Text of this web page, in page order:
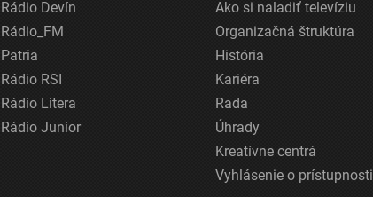
Rádio Devín
Rádio_FM
Patria
Rádio RSI
Rádio Litera
Rádio Junior
Ako si naladiť televíziu
Organizačná štruktúra
História
Kariéra
Rada
Úhrady
Kreatívne centrá
Vyhlásenie o prístupnosti